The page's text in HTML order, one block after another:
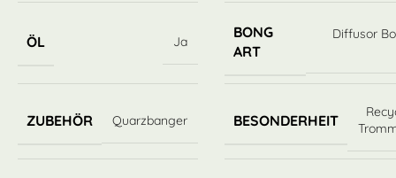
ÖL Ja
BONG
ART
Diffusor
ZUBEHÖR Quarzbanger BESONDERHEIT